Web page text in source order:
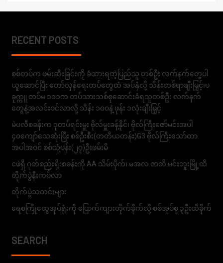
RECENT POSTS
စစ်တပ်က ဖမ်းဆီးခြင်းကို ခံထားရတဲ့ပြည်သူ တစ်ဦး လက်နက်တွေပါ
ယူဆောင်ပြီး တော်လှန်ရေးတပ်တွေထံ အပ်နှံလို့ သိန်းတစ်ရာချီးမြှင့်၊ပ
ခုက္ကူ တပ်မ ၁၀၁က တပ်သားသစ်စုဆောင်းခံရသူတစ်ဦး လက်နက်
တွေနဲ့အလင်းဝင်လာလို့ သိန်း ၁၀၀နဲ့ ဖုန်း ၁လုံးချီးမြှင့်
မဲပလီစခန်းက ဒုတပ်ရင်းမှူး ဗိုလ်မှူးခန့်နိုင်၊ ဗိုလ်ကြီးဇော်မင်းအပါ
၄၀ကျော်သေဆုံးပြီး စစ်ဦးစီး(တတိယတန်း)G3 ဗိုလ်ကြီးသော်တာ
အပါအဝင် စစ်သုံ့ပန်း(၂၇)ဦးဖမ်းမိ
ငဖဲရှိ ဂုတ်စည်းရိုးစခန်းကို AA သိမ်းပိုက်၊ မအလ ဇာတိ မင်းဘူးမြို့ထိ
တိုက်ပွဲနီးကပ်လာ
တိုက်ပွဲသတင်းများ
ရေစကြိုထွေအုပ်ရုံးကို ပြောက်ကျားတိုက်ခိုက်လို့ စစ်အုပ်စု ၃ဦးထိခိုက်
SEARCH